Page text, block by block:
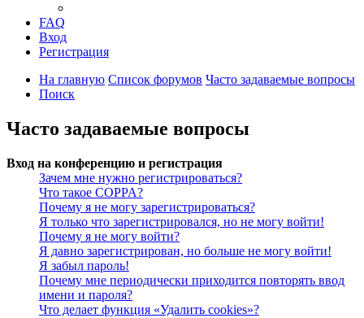
FAQ
Вход
Регистрация
На главную Список форумов Часто задаваемые вопросы
Поиск
Часто задаваемые вопросы
Вход на конференцию и регистрация
Зачем мне нужно регистрироваться?
Что такое COPPA?
Почему я не могу зарегистрироваться?
Я только что зарегистрировался, но не могу войти!
Почему я не могу войти?
Я давно зарегистрирован, но больше не могу войти!
Я забыл пароль!
Почему мне периодически приходится повторять ввод
имени и пароля?
Что делает функция «Удалить cookies»?